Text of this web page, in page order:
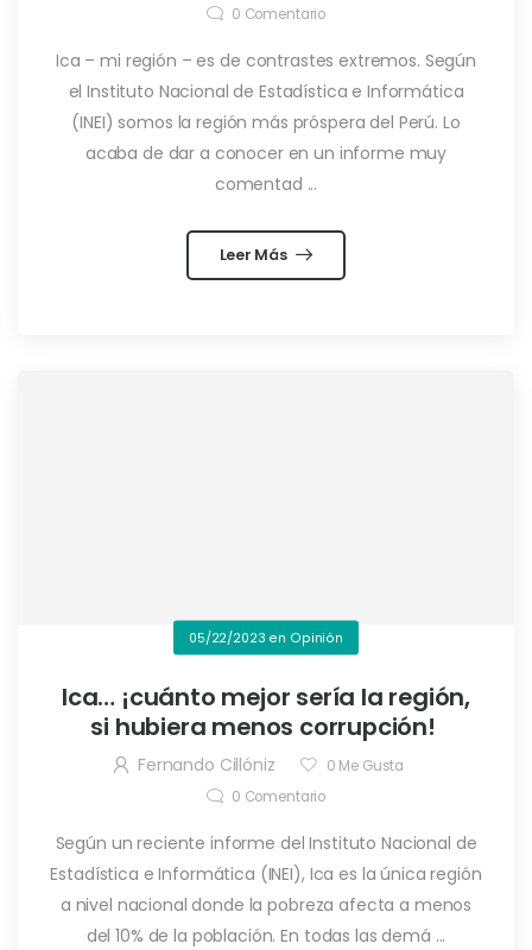
0 Comentario
Ica – mi región – es de contrastes extremos. Según
el Instituto Nacional de Estadística e Informática
(INEI) somos la región más próspera del Perú. Lo
acaba de dar a conocer en un informe muy
comentad ...
Leer Más
05/22/2023 en Opinión
Ica… ¡cuánto mejor sería la región,
si hubiera menos corrupción!
Fernando Cillóniz 0 Me Gusta
0 Comentario
Según un reciente informe del Instituto Nacional de
Estadística e Informática (INEI), Ica es la única región
a nivel nacional donde la pobreza afecta a menos
del 10% de la población. En todas las demá ...